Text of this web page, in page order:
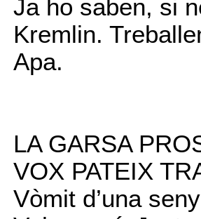
Ja ho saben, si
Kremlin.
Apa.
LA GARSA
VOX PATEIX
Vòmit d’una